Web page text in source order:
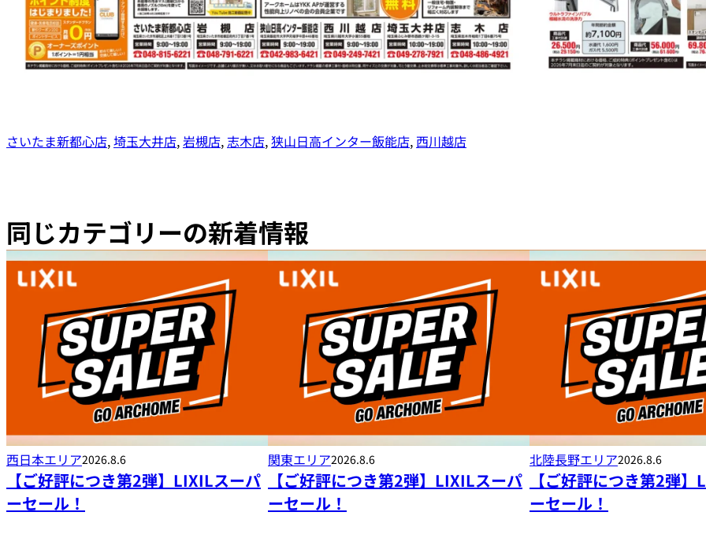
さいたま新都心店, 埼玉大井店, 岩槻店, 志木店, 狭山日高インター飯能店, 西川越店
同じカテゴリーの新着情報
西日本エリア2026.8.6
【ご好評につき第2弾】LIXILスーパ
ーセール！
関東エリア2026.8.6
【ご好評につき第2弾】LIXILスーパ
ーセール！
北陸長野エリア2026.8.6
【ご好評につき第2弾
ーセール！